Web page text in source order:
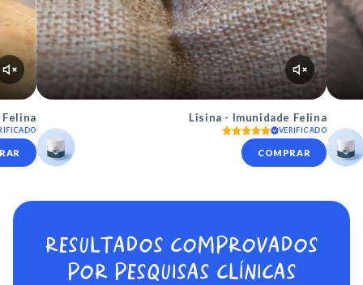
Lisina - Imunidade Felina
VERIFICADO
COMPRAR
RESULTADOS COMPROVADOS
POR PESQUISAS CLÍNICAS